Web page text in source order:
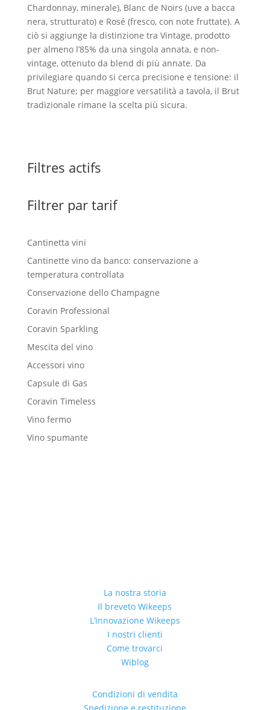
Chardonnay, minerale), Blanc de Noirs (uve a bacca
nera, strutturato) e Rosé (fresco, con note fruttate). A
ciò si aggiunge la distinzione tra Vintage, prodotto
per almeno l’85% da una singola annata, e non-
vintage, ottenuto da blend di più annate. Da
privilegiare quando si cerca precisione e tensione: il
Brut Nature; per maggiore versatilità a tavola, il Brut
tradizionale rimane la scelta più sicura.
Filtres actifs
Filtrer par tarif
Cantinetta vini
Cantinette vino da banco: conservazione a
temperatura controllata
Conservazione dello Champagne
Coravin Professional
Coravin Sparkling
Mescita del vino
Accessori vino
Capsule di Gas
Coravin Timeless
Vino fermo
Vino spumante
La nostra storia
Il breveto Wikeeps
L’innovazione Wikeeps
I nostri clienti
Come trovarci
Wiblog
Condizioni di vendita